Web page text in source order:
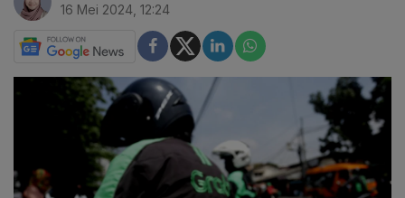
16 Mei 2024, 12:24